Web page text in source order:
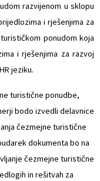
razvijenom u sklopu
i rješenjima za
ponudom koja
i rješenjima za razvoj
jeziku.
turistične ponudbe,
bodo izvedli delavnice
čezmejne turistične
dokumenta bo na
čezmejne turistične
in rešitvah za